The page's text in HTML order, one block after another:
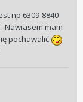
np 6309-8840
Nawiasem mam
pochawalić